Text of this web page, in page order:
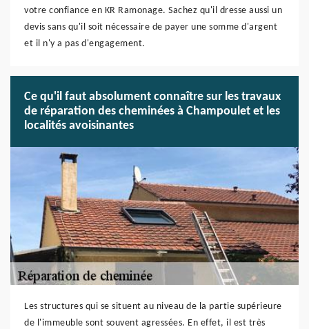
votre confiance en KR Ramonage. Sachez qu'il dresse aussi un
devis sans qu'il soit nécessaire de payer une somme d'argent
et il n'y a pas d'engagement.
Ce qu'il faut absolument connaître sur les travaux
de réparation des cheminées à Champoulet et les
localités avoisinantes
Les structures qui se situent au niveau de la partie supérieure
de l'immeuble sont souvent agressées. En effet, il est très